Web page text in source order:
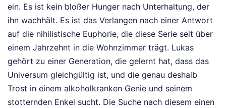
ein. Es ist kein bloßer Hunger nach Unterhaltung, der
ihn wachhält. Es ist das Verlangen nach einer Antwort
auf die nihilistische Euphorie, die diese Serie seit über
einem Jahrzehnt in die Wohnzimmer trägt. Lukas
gehört zu einer Generation, die gelernt hat, dass das
Universum gleichgültig ist, und die genau deshalb
Trost in einem alkoholkranken Genie und seinem
stotternden Enkel sucht. Die Suche nach diesem einen